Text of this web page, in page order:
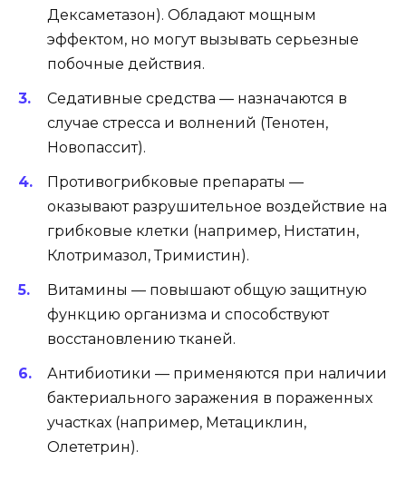
Дексаметазон). Обладают мощным
эффектом, но могут вызывать серьезные
побочные действия.
Седативные средства — назначаются в
случае стресса и волнений (Тенотен,
Новопассит).
Противогрибковые препараты —
оказывают разрушительное воздействие на
грибковые клетки (например, Нистатин,
Клотримазол, Тримистин).
Витамины — повышают общую защитную
функцию организма и способствуют
восстановлению тканей.
Антибиотики — применяются при наличии
бактериального заражения в пораженных
участках (например, Метациклин,
Олететрин).